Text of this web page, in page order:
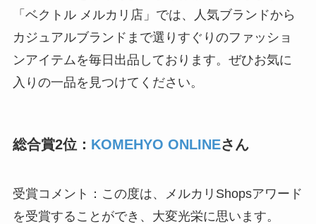
「ベクトル メルカリ店」では、人気ブランドから
カジュアルブランドまで選りすぐりのファッショ
ンアイテムを毎日出品しております。ぜひお気に
入りの一品を見つけてください。
総合賞2位： KOMEHYO ONLINEさん
受賞コメント：この度は、メルカリShopsアワード
を受賞することができ、大変光栄に思います。